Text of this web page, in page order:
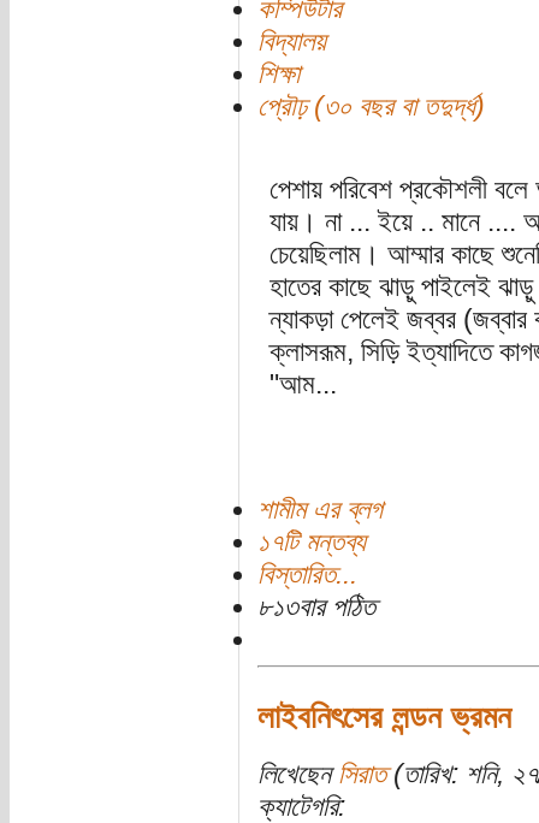
কম্পিউটার
বিদ্যালয়
শিক্ষা
প্রৌঢ় (৩০ বছর বা তদুর্দ্ধ)
পেশায় পরিবেশ প্রকৌশলী বলে
যায়। না ... ইয়ে .. মানে ....
চেয়েছিলাম। আম্মার কাছে
হাতের কাছে ঝাড়ু পাইলেই
ন্যাকড়া পেলেই জব্বর
ক্লাসরূম, সিড়ি ইত্যাদিতে
"আম...
শামীম এর ব্লগ
১৭টি মন্তব্য
বিস্তারিত...
৮১৩বার পঠিত
লাইবনিৎসের লন্ডন ভ্রমন
লিখেছেন সিরাত(তারিখ: শনি,
ক্যাটেগরি: